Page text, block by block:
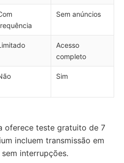
Sem anúncios
Acesso
completo
Sim
oferece teste gratuito de 7
incluem transmissão em
interrupções.